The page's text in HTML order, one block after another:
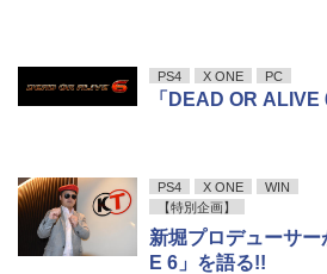
PS4 X ONE PC
「DEAD OR ALIVE
PS4 X ONE
WIN
【特別企画】
新堀プロデューサ
E 6」を語る!!